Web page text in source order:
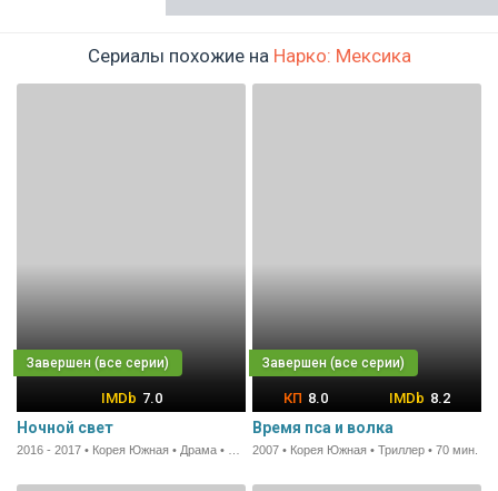
Сериалы похожие на Нарко: Мексика
7.0
Ночной свет
8.0 8.2
Время пса и волка
2007 • Корея Южная • Триллер • 70 мин.